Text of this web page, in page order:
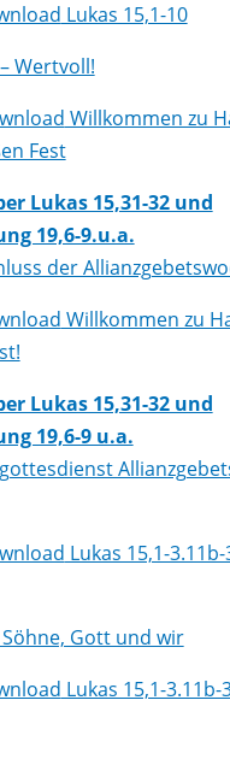
Lukas 15,1-10
Wertvoll!
Willkommen zu
Fest
Lukas 15,31-32 und
19,6-9.u.a.
der
Willkommen zu
Lukas 15,31-32 und
19,6-9 u.a.
Lukas 15,1-3.11b-
Gott und wir
Lukas 15,1-3.11b-